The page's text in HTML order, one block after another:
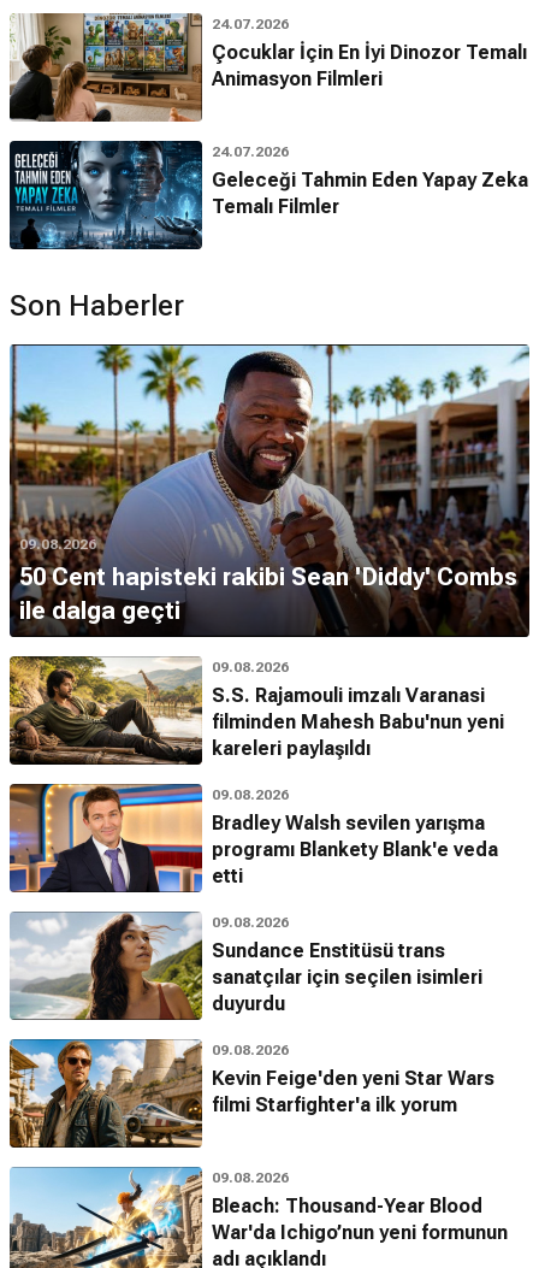
24.07.2026
Çocuklar İçin En İyi Dinozor Temalı
Animasyon Filmleri
24.07.2026
Geleceği Tahmin Eden Yapay Zeka
Temalı Filmler
Son Haberler
09.08.2026
50 Cent hapisteki rakibi Sean 'Diddy' Combs
ile dalga geçti
09.08.2026
S.S. Rajamouli imzalı Varanasi
filminden Mahesh Babu'nun yeni
kareleri paylaşıldı
09.08.2026
Bradley Walsh sevilen yarışma
programı Blankety Blank'e veda
etti
09.08.2026
Sundance Enstitüsü trans
sanatçılar için seçilen isimleri
duyurdu
09.08.2026
Kevin Feige'den yeni Star Wars
filmi Starfighter'a ilk yorum
09.08.2026
Bleach: Thousand-Year Blood
War'da Ichigo’nun yeni formunun
adı açıklandı